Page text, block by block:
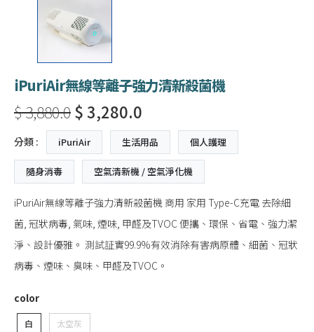
iPuriAir無線等離子強力清新殺菌機
$ 3,880.0$ 3,280.0
分類 : iPuriAir 生活用品 個人護理
隨身消毒 空氣清新機 / 空氣淨化機
iPuriAir無線等離子強力清新殺菌機 商用 家用 Type-C充電 去除細
菌, 冠狀病毒, 氣味, 煙味, 甲醛及TVOC 便攜、環保、省電、強力潔
淨、設計優雅。 測試証實99.9%有效消除有害病原體、細菌、冠狀
病毒、煙味、臭味、甲醛及TVOC。
color
白 太空灰